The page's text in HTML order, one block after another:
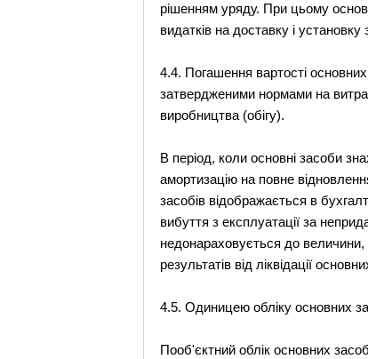
рішенням уряду. При цьому
видатків на доставку і
4.4. Погашення вартості
затвердженими нормами на
виробництва (обігу).
В період, коли основні засоби
амортизацію на повне
засобів відображається в
вибуття з експлуатації за
недонараховується до величини,
результатів від ліквідації
4.5. Одиницею обліку основних
Пооб'єктний облік основних